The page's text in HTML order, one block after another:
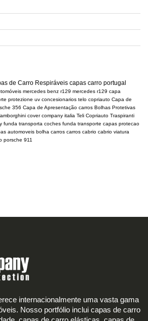
de Carro Respiráveis capas carro portugal
mercedes benz r129 mercedes r129 capa
protezione uv concesionarios telo copriauto Capa de
356 Capa de Apresentação carros Bolhas Protetivas
cover company italia Teli Copriauto Traspiranti
funda transporta coches funda transporte capas protecao
automoveis bolha carros carros cabrio cabrio viatura
porsche 911
internacionalmente uma vasta gama
Nosso portfólio inclui capas de carro